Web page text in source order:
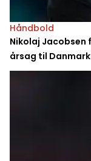
Håndbold
Nikolaj
årsag til